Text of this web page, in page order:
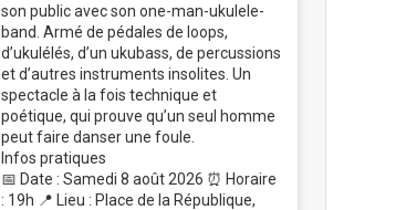
son public avec son one-man-ukulele-
band. Armé de pédales de loops,
d’ukulélés, d’un ukubass, de percussions
et d’autres instruments insolites. Un
spectacle à la fois technique et
poétique, qui prouve qu’un seul homme
peut faire danser une foule.
Infos pratiques
📅 Date : Samedi 8 août 2026 ⏰ Horaire
: 19h 📍 Lieu : Place de la République,